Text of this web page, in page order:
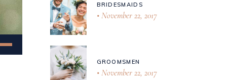
BRIDESMAIDS
November 22, 2017
GROOMSMEN
November 22, 2017